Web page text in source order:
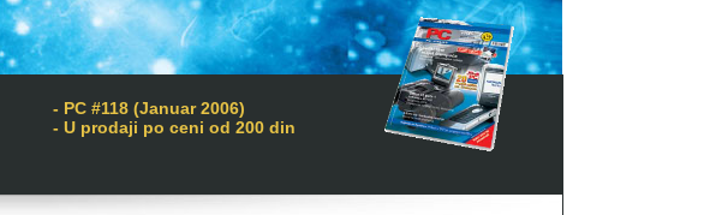
- PC #118 (Januar 2006)
- U prodaji po ceni od 200 din